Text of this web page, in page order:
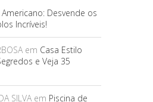
Desvende os
Incríveis!
em Casa Estilo
e Veja 35
SILVAem Piscina de